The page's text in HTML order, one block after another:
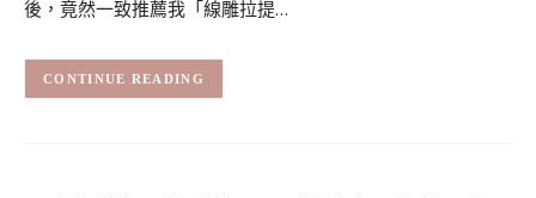
後，竟然一致推薦我「線雕拉提…
CONTINUE READING